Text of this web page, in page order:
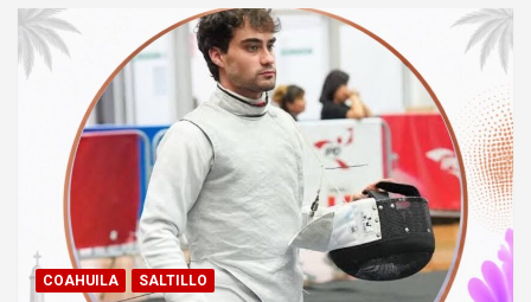
COAHUILA SALTILLO